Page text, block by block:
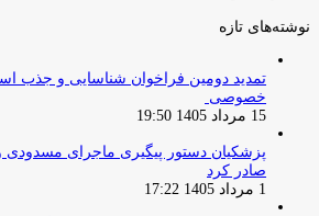
نوشته‌های تازه
تمدید دومین فراخوان شناسایی و جذب
خصوصی
15 مرداد 1405 19:50
صادر کرد
1 مرداد 1405 17:22